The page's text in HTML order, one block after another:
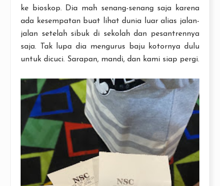
ke bioskop. Dia mah senang-senang saja karena
ada kesempatan buat lihat dunia luar alias jalan-
jalan setelah sibuk di sekolah dan pesantrennya
saja. Tak lupa dia mengurus baju kotornya dulu
untuk dicuci. Sarapan, mandi, dan kami siap pergi.